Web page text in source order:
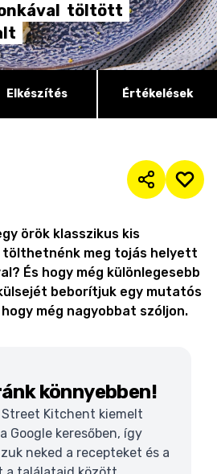
töltött
Elkészítés Értékelések
örök klasszikus kis
tölthetnénk meg tojás helyett
És hogy még különlegesebb
beborítjuk egy mutatós
még nagyobbat szóljon.
könnyebben!
Kitchent kiemelt
Google keresőben, így
neked a recepteket és a